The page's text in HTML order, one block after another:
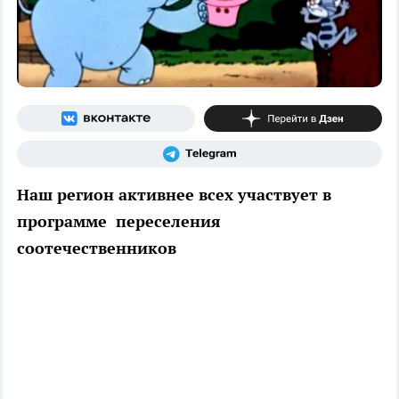
Наш регион активнее всех участвует в
программе переселения
соотечественников